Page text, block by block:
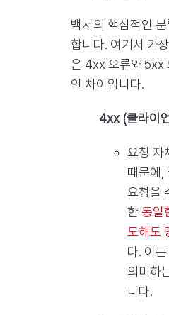
백서의 핵심적인
합니다. 여기서 가
은 4xx 오류와 5xx
인 차이입니다.
4xx (클라이
요청 자
때문에,
요청을
한동일
도해도
다. 이는
의미하
니다.